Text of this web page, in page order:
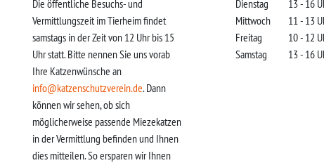
Die öffentliche Besuchs- und
Vermittlungszeit im Tierheim findet
samstags in der Zeit von 12 Uhr bis 15
Uhr statt. Bitte nennen Sie uns vorab
Ihre Katzenwünsche an
info@katzenschutzverein.de. Dann
können wir sehen, ob sich
möglicherweise passende Miezekatzen
in der Vermittlung befinden und Ihnen
dies mitteilen. So ersparen wir Ihnen
Dienstag
13 - 16
Mittwoch
11 - 13
Freitag
10 - 12
Samstag
13 - 16